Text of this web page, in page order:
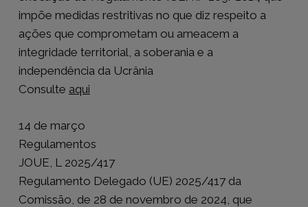
impõe medidas restritivas no que diz respeito a
ações que comprometam ou ameacem a
integridade territorial, a soberania e a
independência da Ucrânia
Consulte aqui
14 de março
Regulamentos
JOUE, L 2025/417
Regulamento Delegado (UE) 2025/417 da
Comissão, de 28 de novembro de 2024, que